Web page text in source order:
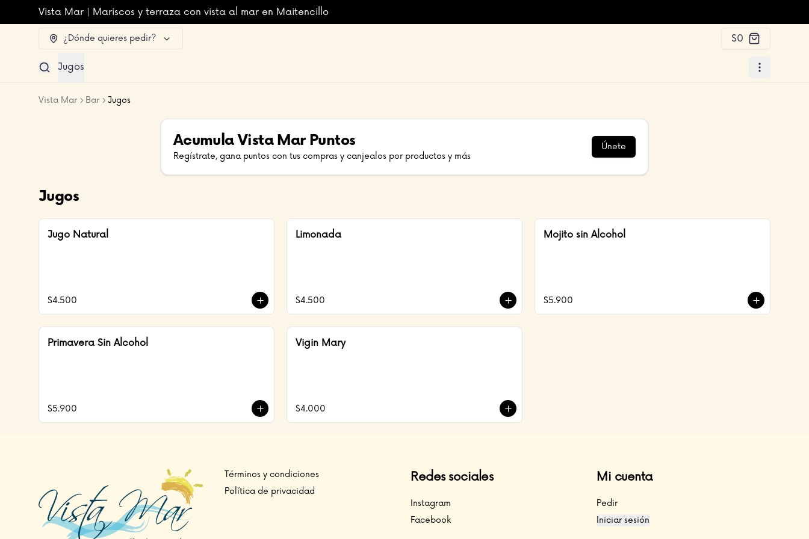
Vista Mar | Mariscos y terraza con vista al mar en Maitencillo
¿Dónde quieres pedir? $0
Jugos
Vista Mar Bar Jugos
AcumulaVista Mar Puntos
Regístrate, gana puntos con tus compras y canjealos por productos y más
Únete
Jugos
Jugo Natural
$4.500
Limonada
$4.500
Mojito sin Alcohol
$5.900
Primavera Sin Alcohol
$5.900
Vigin Mary
$4.000
Términos y condiciones
Política de privacidad
Redes sociales
Instagram
Facebook
Mi cuenta
Pedir
Iniciar sesión